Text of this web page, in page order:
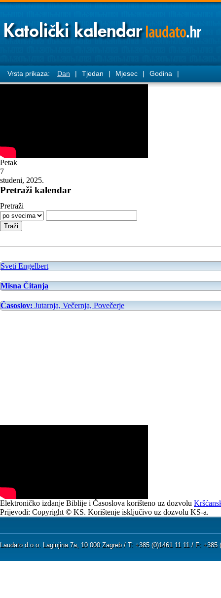
Vrsta prikaza: Dan | Tjedan | Mjesec | Godina |
Petak
7
studeni, 2025.
Pretraži kalendar
Pretraži
Sveti Engelbert
Misna Čitanja
Časoslov: Jutarnja, Večernja, Povečerje
Elektroničko izdanje Biblije i Časoslova korišteno uz dozvolu
Prijevodi: Copyright © KS. Korištenje isključivo uz dozvolu KS-a.
Laudato d.o.o. Laginjina 7a, 10 000 Zagreb / T: +385 (0)1461 11 11 / F: